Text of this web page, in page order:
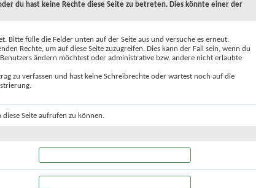
du hast keine Rechte diese Seite zu betreten. Dies könnte einer der
Bitte fülle die Felder unten auf der Seite aus und versuche es erneut.
Rechte, um auf diese Seite zuzugreifen. Dies kann der Fall sein, wenn du
ändern möchtest oder administrative bzw. andere nicht erlaubte
zu verfassen und hast keine Schreibrechte oder wartest noch auf die
diese Seite aufrufen zu können.